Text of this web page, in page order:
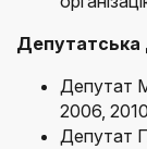
Депутатська
Депутат
2006,
Депутат